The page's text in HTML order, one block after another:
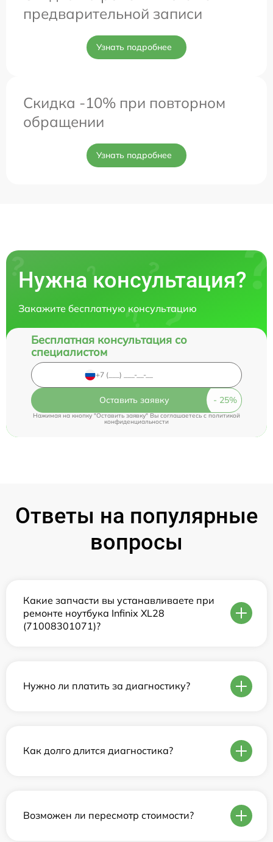
предварительной записи
Узнать подробнее
Скидка -10% при повторном
обращении
Узнать подробнее
Нужна консультация?
Закажите бесплатную консультацию
Бесплатная консультация со
специалистом
Оставить заявку
Нажимая на кнопку "Оставить заявку" Вы соглашаетесь cполитикой
конфиденциальности
Ответы на популярные
вопросы
Какие запчасти вы устанавливаете при
ремонте ноутбука Infinix XL28
(71008301071)?
Нужно ли платить за диагностику?
Как долго длится диагностика?
Возможен ли пересмотр стоимости?